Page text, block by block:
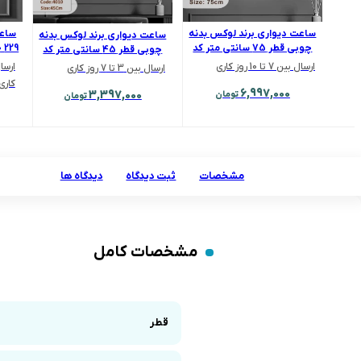
ساعت دیواری برند لوکس بدنه
چوبی قطر 75 سانتی متر کد
7510
ارسال بین 7 تا 10 روز کاری
6,997,000تومان
ساعت دیواری برند لوکس بدنه
چوبی قطر 45 سانتی متر کد
4010
ارسال بین 3 تا 7 روز کاری
3,397,000تومان
کاری
مشخصات ثبت دیدگاه دیدگاه ها
مشخصات کامل
قطر